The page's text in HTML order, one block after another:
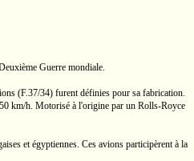
Guerre mondiale.
(F.37/34) furent définies pour sa fabrication.
km/h. Motorisé à l'origine par un Rolls-Royce
et égyptiennes. Ces avions participèrent à la